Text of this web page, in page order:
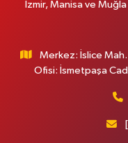
İzmir, Manisa ve
Merkez: İslice
Ofisi: İsmetpaşa